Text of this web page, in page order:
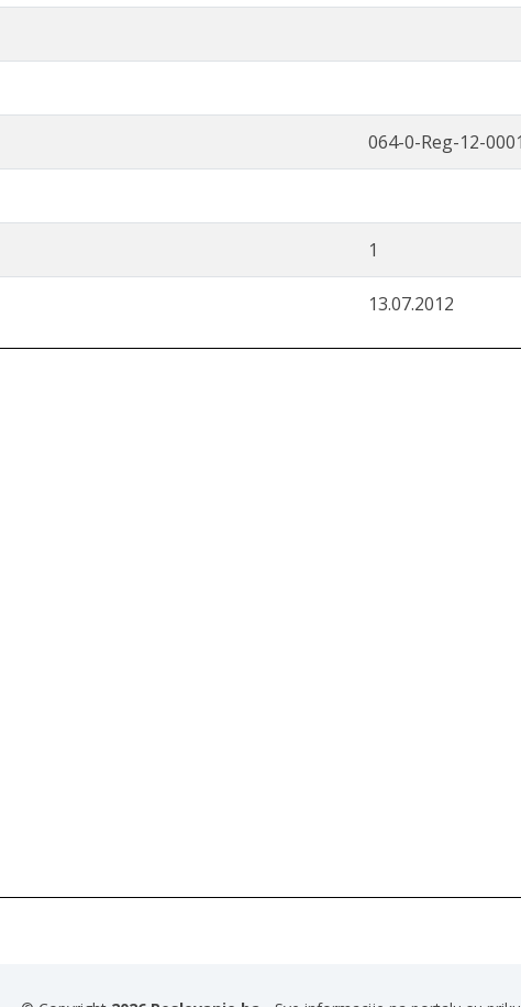
064-0-Reg-12-
1
13.07.2012